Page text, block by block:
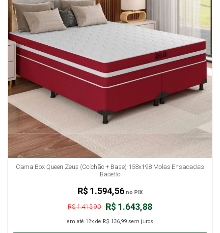
Cama Box Queen Zeus (Colchão + Base) 158x198 Molas Ensacadas
Bacetto
R$ 1.643,88
R$ 1.415,90
em até 12x de R$ 136,99 sem juros
R$ 1.594,56no PIX